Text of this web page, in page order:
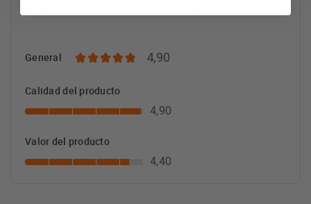
General 4,90
Calidad del producto
4,90
Valor del producto
4,40